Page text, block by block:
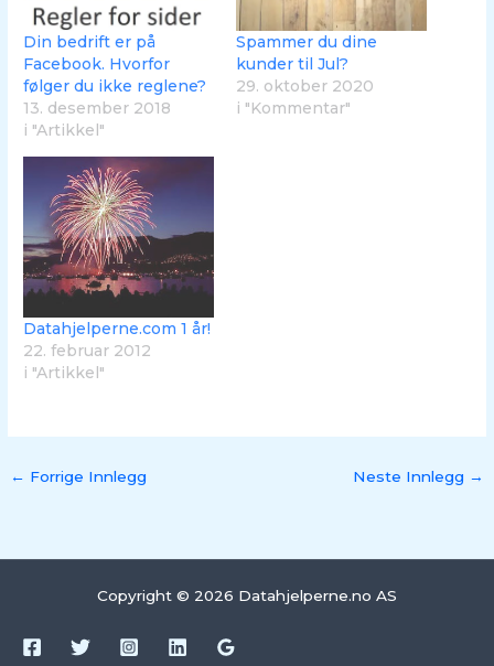
Din bedrift er på
Facebook. Hvorfor
følger du ikke reglene?
13. desember 2018
i "Artikkel"
Spammer du dine
kunder til Jul?
29. oktober 2020
i "Kommentar"
Datahjelperne.com 1 år!
22. februar 2012
i "Artikkel"
← Forrige Innlegg Neste Innlegg →
Copyright © 2026 Datahjelperne.no AS